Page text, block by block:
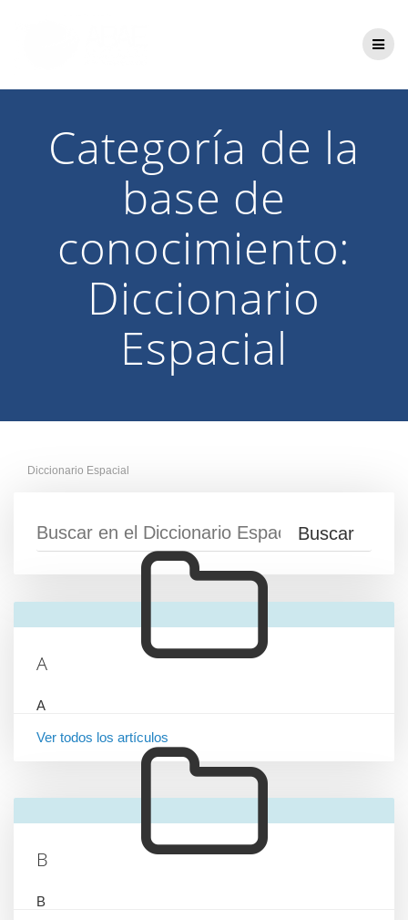
Categoría de la
base de
conocimiento:
Diccionario
Espacial
Diccionario Espacial
A
A
Ver todos los artículos
B
B